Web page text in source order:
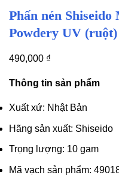
Phấn nén
Powdery UV (ruột)
490,000 ₫
Thông tin sản phẩm
Xuất xứ: Nhật Bản
Hãng sản xuất: Shiseido
Trọng lượng: 10 gam
Mã vạch sản phẩm: